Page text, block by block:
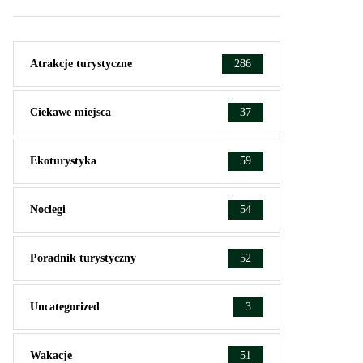
Atrakcje turystyczne 286
Ciekawe miejsca 37
Ekoturystyka 59
Noclegi 54
Poradnik turystyczny 52
Uncategorized 3
Wakacje 51